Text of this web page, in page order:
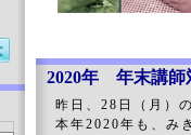
2020年 年末講師
昨日、28日（月）
本年2020年も、み